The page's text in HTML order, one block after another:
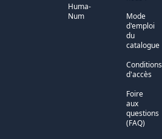
Huma-
Num
Mode
d'emploi
du
catalogue
Conditions
d'accès
Foire
aux
questions
(FAQ)